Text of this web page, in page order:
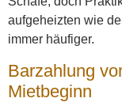
aufgeheizten wie
immer häufiger.
Barzahlung
Mietbeginn